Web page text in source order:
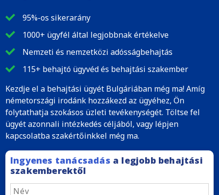
95%-os sikerarány
1000+ ügyfél által legjobbnak értékelve
Nemzeti és nemzetközi adósságbehajtás
115+ behajtó ügyvéd és behajtási szakember
Kezdje el a behajtási ügyét Bulgáriában még ma! Amíg
németországi irodánk hozzákezd az ügyéhez, Ön
folytathatja szokásos üzleti tevékenységét. Töltse fel
ügyét azonnali intézkedés céljából, vagy lépjen
kapcsolatba szakértőinkkel még ma.
Ingyenes tanácsadás a legjobb behajtási
szakemberektől